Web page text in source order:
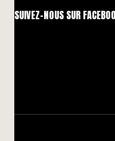
SUIVEZ-NOUS SUR